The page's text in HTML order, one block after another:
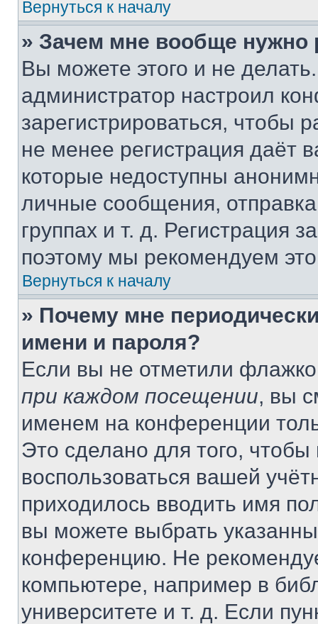
Вернуться к началу
» Зачем мне вообще нужно
Вы можете этого и не
администратор настроил
зарегистрироваться, чтобы
не менее регистрация даёт
которые недоступны
личные сообщения,
группах и т. д. Регистрация
поэтому мы рекомендуем
Вернуться к началу
» Почему мне
имени и пароля?
Если вы не отметили
при каждом посещении, вы
именем на конференции
Это сделано для того, чтобы
воспользоваться вашей
приходилось вводить имя
вы можете выбрать
конференцию. Не
компьютере, например в
университете и т. д. Если